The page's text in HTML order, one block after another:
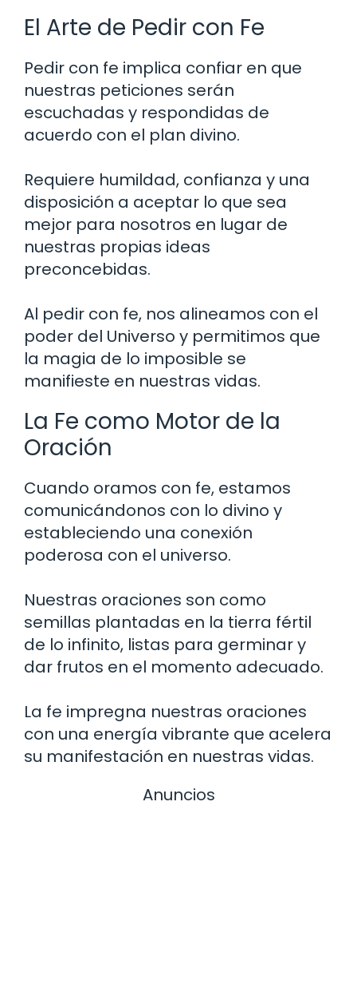
El Arte de Pedir con Fe
Pedir con fe implica confiar en que
nuestras peticiones serán
escuchadas y respondidas de
acuerdo con el plan divino.
Requiere humildad, confianza y una
disposición a aceptar lo que sea
mejor para nosotros en lugar de
nuestras propias ideas
preconcebidas.
Al pedir con fe, nos alineamos con el
poder del Universo y permitimos que
la magia de lo imposible se
manifieste en nuestras vidas.
La Fe como Motor de la
Oración
Cuando oramos con fe, estamos
comunicándonos con lo divino y
estableciendo una conexión
poderosa con el universo.
Nuestras oraciones son como
semillas plantadas en la tierra fértil
de lo infinito, listas para germinar y
dar frutos en el momento adecuado.
La fe impregna nuestras oraciones
con una energía vibrante que acelera
su manifestación en nuestras vidas.
Anuncios